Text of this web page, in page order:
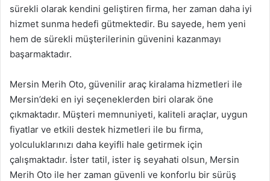
sürekli olarak kendini geliştiren firma, her zaman daha iyi
hizmet sunma hedefi gütmektedir. Bu sayede, hem yeni
hem de sürekli müşterilerinin güvenini kazanmayı
başarmaktadır.
Mersin Merih Oto, güvenilir araç kiralama hizmetleri ile
Mersin’deki en iyi seçeneklerden biri olarak öne
çıkmaktadır. Müşteri memnuniyeti, kaliteli araçlar, uygun
fiyatlar ve etkili destek hizmetleri ile bu firma,
yolculuklarınızı daha keyifli hale getirmek için
çalışmaktadır. İster tatil, ister iş seyahati olsun, Mersin
Merih Oto ile her zaman güvenli ve konforlu bir sürüş